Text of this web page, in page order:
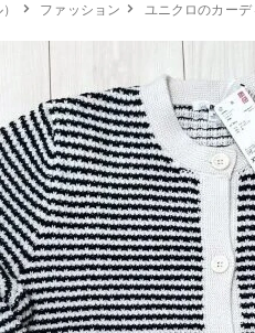
ファッション ユニクロのカー